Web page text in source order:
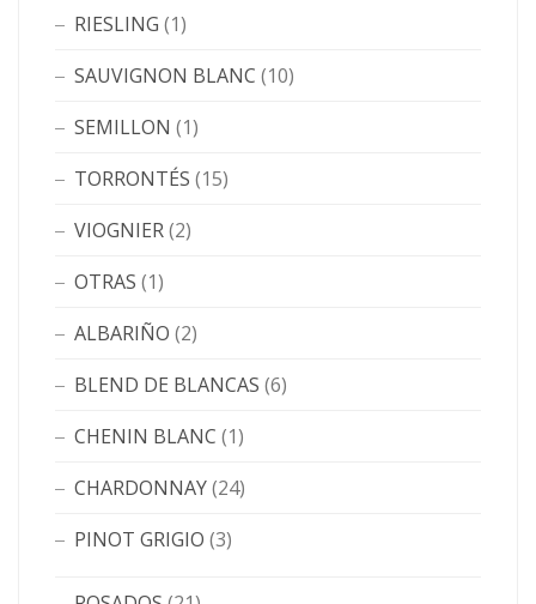
RIESLING (1)
SAUVIGNON BLANC (10)
SEMILLON (1)
TORRONTÉS (15)
VIOGNIER(2)
OTRAS (1)
ALBARIÑO (2)
BLEND DE BLANCAS (6)
CHENIN BLANC (1)
CHARDONNAY(24)
PINOT GRIGIO (3)